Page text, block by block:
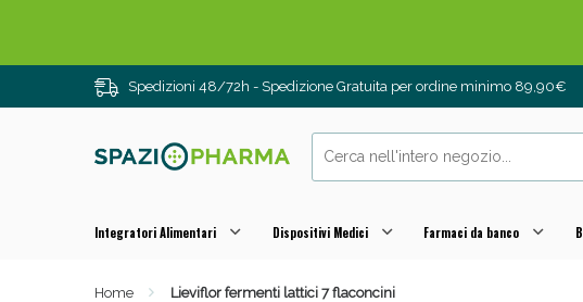
Spedizioni 48/72h - Spedizione Gratuita per ordine minimo 89,90€
Integratori Alimentari Dispositivi Medici Farmaci da banco
Home Lieviflor fermenti lattici 7 flaconcini
Drenanti e Pancia